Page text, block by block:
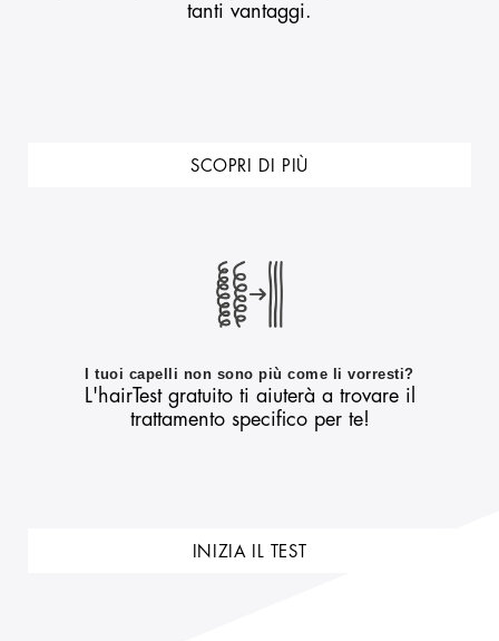
tanti vantaggi.
SCOPRI DI PIÙ
I tuoi capelli non sono più come li vorresti?
L'hairTest gratuito ti aiuterà a trovare il
trattamento specifico per te!
INIZIA IL TEST